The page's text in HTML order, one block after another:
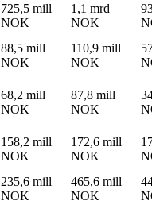
725,5 mill
NOK
1,1 mrd
NOK
88,5 mill
NOK
110,9 mill
NOK
68,2 mill
NOK
87,8 mill
NOK
158,2 mill
NOK
172,6 mill
NOK
235,6 mill
NOK
465,6 mill
NOK